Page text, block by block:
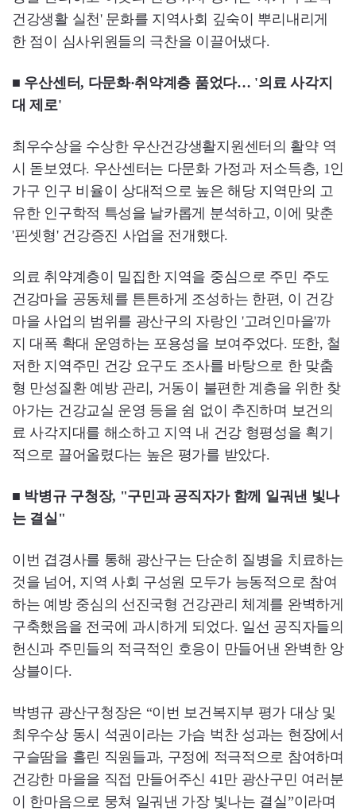
건강생활 실천' 문화를 지역사회 깊숙이 뿌리내리게
한 점이 심사위원들의 극찬을 이끌어냈다.
■ 우산센터, 다문화·취약계층 품었다… '의료 사각지
대 제로'
최우수상을 수상한 우산건강생활지원센터의 활약 역
시 돋보였다. 우산센터는 다문화 가정과 저소득층, 1인
가구 인구 비율이 상대적으로 높은 해당 지역만의 고
유한 인구학적 특성을 날카롭게 분석하고, 이에 맞춘
'핀셋형' 건강증진 사업을 전개했다.
의료 취약계층이 밀집한 지역을 중심으로 주민 주도
건강마을 공동체를 튼튼하게 조성하는 한편, 이 건강
마을 사업의 범위를 광산구의 자랑인 '고려인마을'까
지 대폭 확대 운영하는 포용성을 보여주었다. 또한, 철
저한 지역주민 건강 요구도 조사를 바탕으로 한 맞춤
형 만성질환 예방 관리, 거동이 불편한 계층을 위한 찾
아가는 건강교실 운영 등을 쉼 없이 추진하며 보건의
료 사각지대를 해소하고 지역 내 건강 형평성을 획기
적으로 끌어올렸다는 높은 평가를 받았다.
■ 박병규 구청장, "구민과 공직자가 함께 일궈낸 빛나
는 결실"
이번 겹경사를 통해 광산구는 단순히 질병을 치료하는
것을 넘어, 지역 사회 구성원 모두가 능동적으로 참여
하는 예방 중심의 선진국형 건강관리 체계를 완벽하게
구축했음을 전국에 과시하게 되었다. 일선 공직자들의
헌신과 주민들의 적극적인 호응이 만들어낸 완벽한 앙
상블이다.
박병규 광산구청장은 “이번 보건복지부 평가 대상 및
최우수상 동시 석권이라는 가슴 벅찬 성과는 현장에서
구슬땀을 흘린 직원들과, 구정에 적극적으로 참여하며
건강한 마을을 직접 만들어주신 41만 광산구민 여러분
이 한마음으로 뭉쳐 일궈낸 가장 빛나는 결실”이라며